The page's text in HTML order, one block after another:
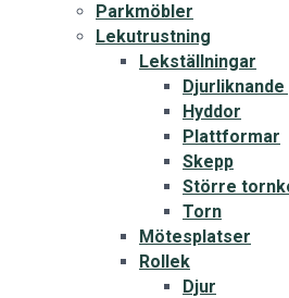
Parkmöbler
Lekutrustning
Lekställningar
Hyddor
Plattformar
Skepp
Större
Torn
Mötesplatser
Rollek
Djur